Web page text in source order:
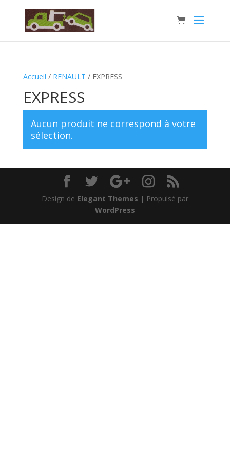
Accueil / RENAULT / EXPRESS
EXPRESS
Aucun produit ne correspond à votre
sélection.
Design de Elegant Themes | Propulsé par
WordPress